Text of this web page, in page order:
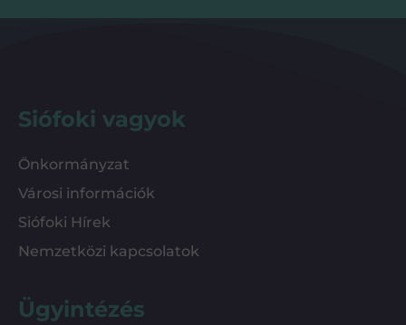
Siófoki vagyok
Önkormányzat
Városi információk
Siófoki Hírek
Nemzetközi kapcsolatok
Ügyintézés